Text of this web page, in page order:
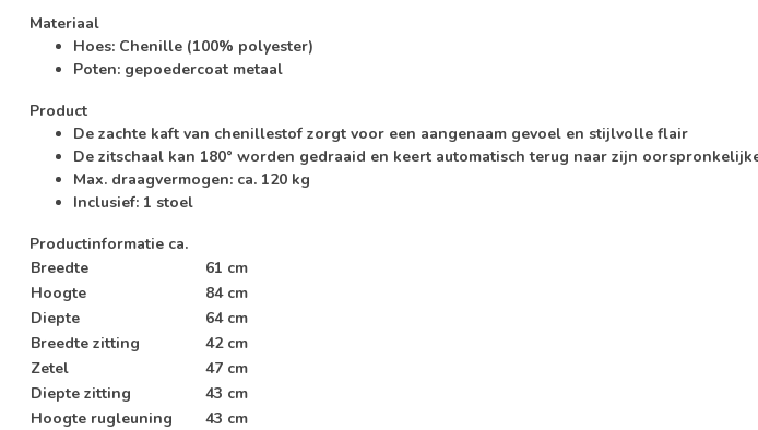
Materiaal
Hoes: Chenille (100% polyester)
Poten: gepoedercoat metaal
Product
De zachte kaft van chenillestof zorgt voor een aangenaam gevoel en stijlvolle flair
De zitschaal kan 180° worden gedraaid en keert automatisch terug naar zijn
Max. draagvermogen: ca. 120 kg
Inclusief: 1 stoel
Productinformatie ca.
Breedte
61 cm
Hoogte
84 cm
Diepte
64 cm
Breedte zitting
42 cm
Zetel
47 cm
Diepte zitting
43 cm
Hoogte rugleuning
43 cm